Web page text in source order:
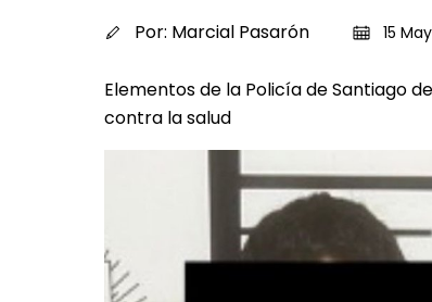
Por: Marcial Pasarón 15
Elementos de la Policía de Santiago
contra la salud